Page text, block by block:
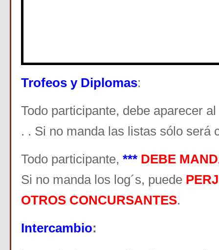
Trofeos y Diplomas:
Todo participante, debe aparecer
. . Si no manda las listas sólo será
Todo participante, *** DEBE
Si no manda los log´s, puede
OTROS CONCURSANTES.
Intercambio: